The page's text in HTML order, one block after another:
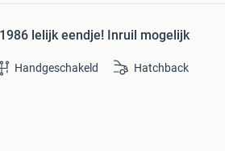
lelijk eendje! Inruil mogelijk
Handgeschakeld Hatchback